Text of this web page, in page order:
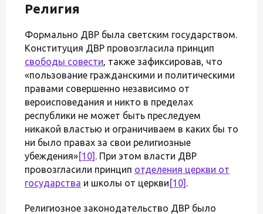
Религия
Формально ДВР была светским государством.
Конституция ДВР провозгласила принцип
свободы совести, также зафиксировав, что
«пользование гражданскими и политическими
правами совершенно независимо от
вероисповедания и никто в пределах
республики не может быть преследуем
никакой властью и ограничиваем в каких бы то
ни было правах за свои религиозные
убеждения»[10] . При этом власти ДВР
провозгласили принцип отделения церкви от
государства и школы от церкви [10] .
Религиозное законодательство ДВР было